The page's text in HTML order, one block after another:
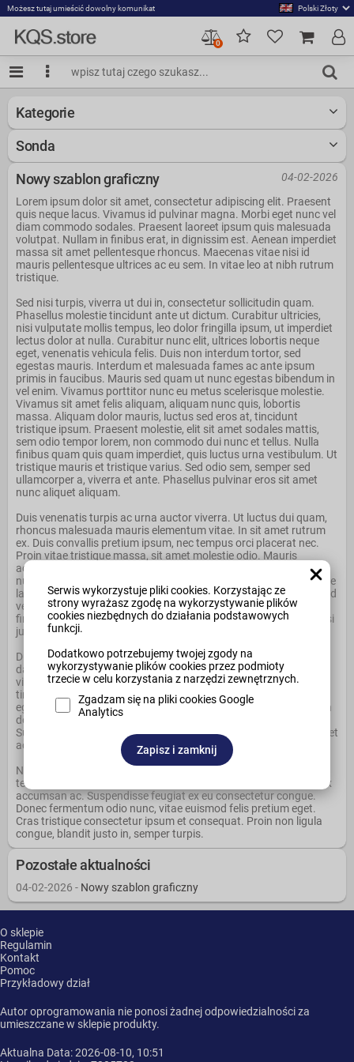
Serwis wykorzystuje pliki cookies. Korzystając ze
strony wyrażasz zgodę na wykorzystywanie plików
cookies niezbędnych do działania podstawowych
funkcji.
Dodatkowo potrzebujemy twojej zgody na
wykorzystywanie plików cookies przez podmioty
trzecie w celu korzystania z narzędzi zewnętrznych.
Zgadzam się na pliki cookies Google
Analytics
Zapisz i zamknij
Możesz tutaj umieścić dowolny komunikat
0
Kategorie
Sonda
Nowy szablon graficzny
04-02-2026
Lorem ipsum dolor sit amet, consectetur adipiscing elit. Praesent
quis neque lacus. Vivamus id pulvinar magna. Morbi eget nunc vel
diam commodo sodales. Praesent laoreet ipsum quis malesuada
volutpat. Nullam in finibus erat, in dignissim est. Aenean imperdiet
massa sit amet pellentesque rhoncus. Maecenas vitae nisi id
mauris pellentesque ultrices ac eu sem. In vitae leo at nibh rutrum
tristique.
Sed nisi turpis, viverra ut dui in, consectetur sollicitudin quam.
Phasellus molestie tincidunt ante ut dictum. Curabitur ultricies,
nisi vulputate mollis tempus, leo dolor fringilla ipsum, ut imperdiet
lectus dolor at nulla. Curabitur nunc elit, ultrices lobortis neque
eget, venenatis vehicula felis. Duis non interdum tortor, sed
egestas mauris. Interdum et malesuada fames ac ante ipsum
primis in faucibus. Mauris sed quam ut nunc egestas bibendum in
vel enim. Vivamus porttitor nunc eu metus scelerisque molestie.
Vivamus sit amet felis aliquam, aliquam nunc quis, lobortis
massa. Aliquam dolor mauris, luctus sed eros at, tincidunt
tristique ipsum. Praesent molestie, elit sit amet sodales mattis,
sem odio tempor lorem, non commodo dui nunc et tellus. Nulla
finibus quam quis quam imperdiet, quis luctus urna vestibulum. Ut
tristique mauris et tristique varius. Sed odio sem, semper sed
ullamcorper a, viverra et ante. Phasellus pulvinar eros sit amet
nunc aliquet aliquam.
Duis venenatis turpis ac urna auctor viverra. Ut luctus dui quam,
rhoncus malesuada mauris elementum vitae. In sit amet rutrum
ex. Duis convallis pretium ipsum, nec tempus orci placerat nec.
Proin vitae tristique massa, sit amet molestie odio. Mauris
accumsan risus et molestie tincidunt. Pellentesque egestas est
nunc, quis fringilla nunc egestas eget. Vivamus quis eros at neque
lacinia porttitor eu sit amet risus. Nullam molestie libero tellus, sed
venenatis nisl interdum sed. Pellentesque bibendum tellus non
finibus dapibus. In mattis elit vel molestie luctus. Suspendisse nisi
justo, aliquet at purus a, pulvinar lacinia ex.
Duis rutrum vulputate enim, quis vulputate felis efficitur et. Nulla
dapibus leo quis tincidunt gravida. Cras nisi dui, ornare id magna
vitae, ultrices volutpat nisl. Integer interdum tincidunt est quis
tincidunt. Etiam non fermentum dui. Duis quam metus, ultricies
eget luctus in, egestas vel turpis. Nulla ut posuere augue. Aenean
dolor tellus, pharetra eleifend elit fringilla, tincidunt iaculis lectus.
Suspendisse efficitur justo arcu, non iaculis velit gravida quis. Ut et
accumsan nisl, vel mollis ipsum. Proin quis auctor felis.
Nunc lobortis risus et est mollis auctor. Integer pellentesque ac
tellus et vehicula. Duis efficitur malesuada magna, et maximus ex
accumsan ac. Suspendisse feugiat ex eu consectetur congue.
Donec fermentum odio nunc, vitae euismod felis pretium eget.
Cras tristique consectetur ipsum et consequat. Proin non ligula
congue, blandit justo in, semper turpis.
Pozostałe aktualności
04-02-2026 - Nowy szablon graficzny
O sklepie
Regulamin
Kontakt
Pomoc
Przykładowy dział
Autor oprogramowania nie ponosi żadnej odpowiedzialności za
umieszczane w sklepie produkty.
Aktualna Data: 2026-08-10, 10:51